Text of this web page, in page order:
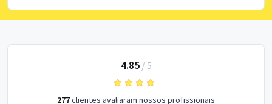
4.85/ 5
277clientes avaliaram nossos profissionais